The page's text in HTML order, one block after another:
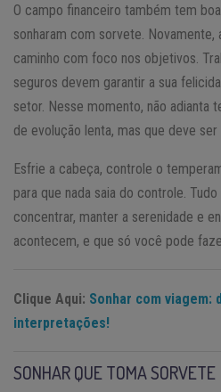
O campo financeiro também tem
sonharam com sorvete. Novamente,
caminho com foco nos objetivos.
seguros devem garantir a sua
setor. Nesse momento, não adianta
de evolução lenta, mas que deve ser
Esfrie a cabeça, controle o
para que nada saia do controle.
concentrar, manter a serenidade e
acontecem, e que só você pode
Clique Aqui: Sonhar com viagem:
interpretações!
SONHAR QUE TOMA SORVETE